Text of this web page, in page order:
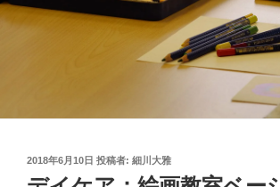
投
2018年6月10日 投稿者: 細川大雅